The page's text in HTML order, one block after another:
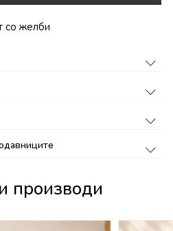
со желби
производи